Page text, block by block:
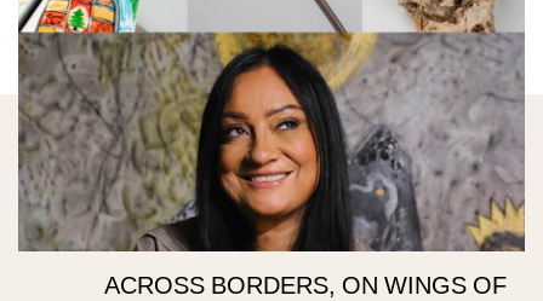
ACROSS BORDERS, ON WINGS OF